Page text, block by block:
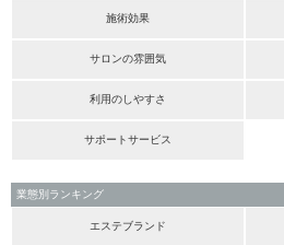
施術効果
サロンの雰囲気
利用のしやすさ
サポートサービス
業態別ランキング
エステブランド